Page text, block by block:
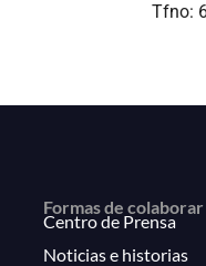
Tfno:
Formas de colaborar
Centro de Prensa
Noticias e historias